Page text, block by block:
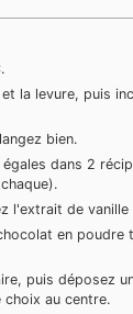
la levure, puis
bien.
dans 2
l'extrait de vanille
en poudre
puis déposez
au centre.